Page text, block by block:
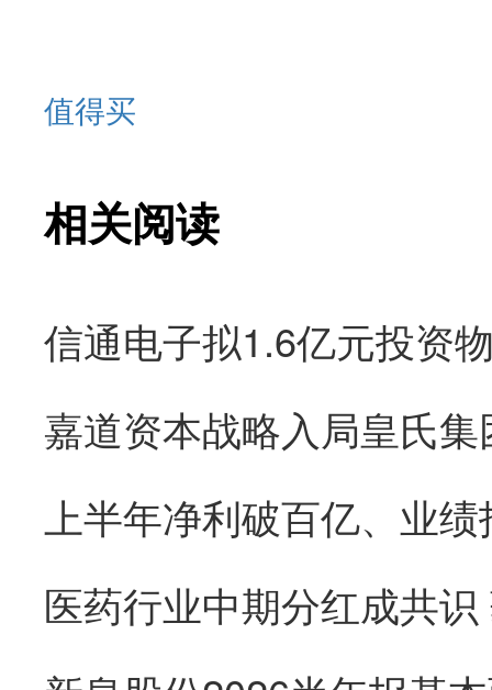
值得买
相关阅读
医药行业中期分红成共